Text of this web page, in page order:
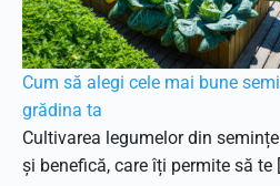
Cum să alegi cele mai bune
grădina ta
Cultivarea legumelor din
și benefică, care îți permite să te